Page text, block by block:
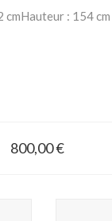
cmHauteur : 154 cm
800,00 €